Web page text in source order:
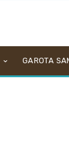
GAROTA